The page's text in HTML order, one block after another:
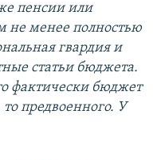
пенсии или
не менее полностью
гвардия и
статьи бюджета.
фактически бюджет
то предвоенного. У